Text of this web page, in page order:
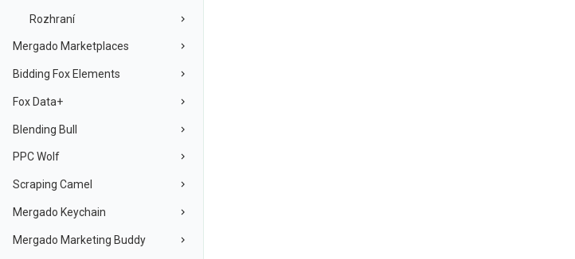
Rozhraní
Mergado Marketplaces
Bidding Fox Elements
Fox Data+
Blending Bull
PPC Wolf
Scraping Camel
Mergado Keychain
Mergado Marketing Buddy